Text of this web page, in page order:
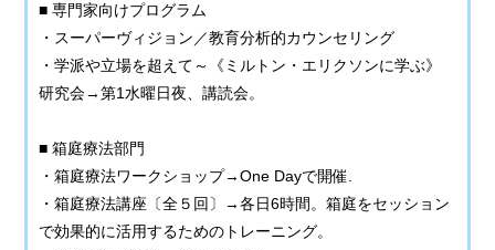
■ 専門家向けプログラム
・スーパーヴィジョン／教育分析的カウンセリング
・学派や立場を超えて～《ミルトン・エリクソンに学ぶ》
研究会→第1水曜日夜、講読会。
■ 箱庭療法部門
・箱庭療法ワークショップ→One Dayで開催.
・箱庭療法講座〔全５回〕→各日6時間。箱庭をセッション
で効果的に活用するためのトレーニング。